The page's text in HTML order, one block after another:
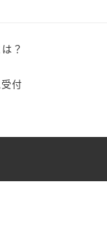
？
付